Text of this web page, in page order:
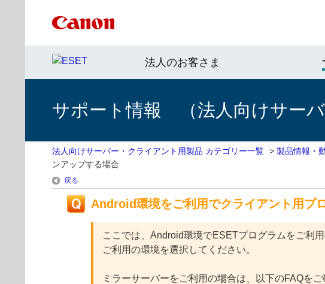
法人のお客さま
サポート情報 （法人向けサーバ
法人向けサーバー・クライアント用製品 カテゴリー一覧 > 製品情報・
ンアップする場合
戻る
Android環境をご利用でクライアント用プ
ここでは、Android環境でESETプログラムをご利
ご利用の環境を選択してください。
ミラーサーバーをご利用の場合は、以下のFAQをご